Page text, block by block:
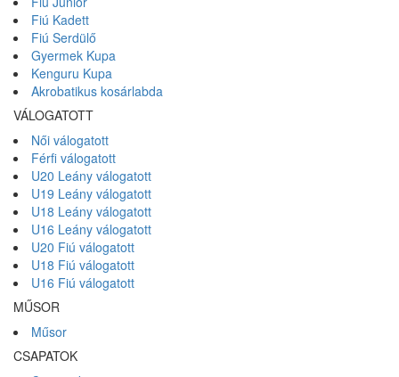
Fiú Kadett
Fiú Serdülő
Gyermek Kupa
Kenguru Kupa
Akrobatikus kosárlabda
VÁLOGATOTT
Női válogatott
Férfi válogatott
U20 Leány válogatott
U19 Leány válogatott
U18 Leány válogatott
U16 Leány válogatott
U20 Fiú válogatott
U18 Fiú válogatott
U16 Fiú válogatott
MŰSOR
Műsor
CSAPATOK